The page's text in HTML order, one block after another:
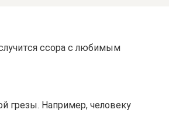
ссора с любимым
грезы. Например, человеку